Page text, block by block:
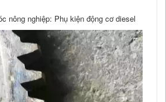
nông nghiệp: Phụ kiện động cơ diesel